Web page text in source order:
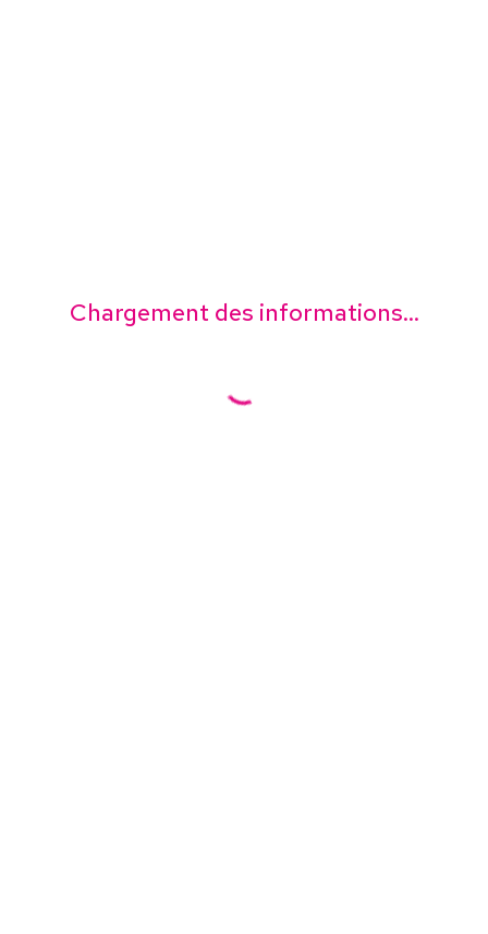
Chargement des informations...